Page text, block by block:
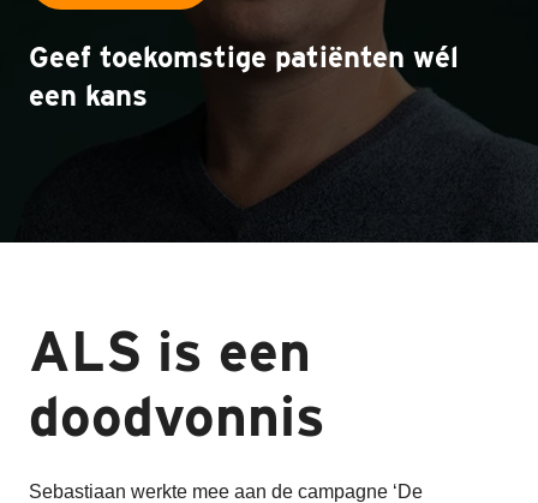
Wat doen wij
Patiënten
Contact
Geef toekomstige patiënten wél
een kans
ALS is een
doodvonnis
Sebastiaan werkte mee aan de campagne ‘De